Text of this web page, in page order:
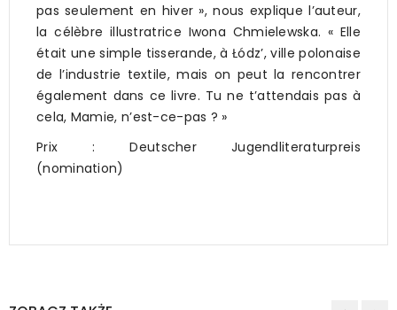
pas seulement en hiver », nous explique l’auteur,
la célèbre illustratrice Iwona Chmielewska. « Elle
était une simple tisserande, à Łódz’, ville polonaise
de l’industrie textile, mais on peut la rencontrer
également dans ce livre. Tu ne t’attendais pas à
cela, Mamie, n’est-ce-pas ? »
Prix : Deutscher Jugendliteraturpreis
(nomination)